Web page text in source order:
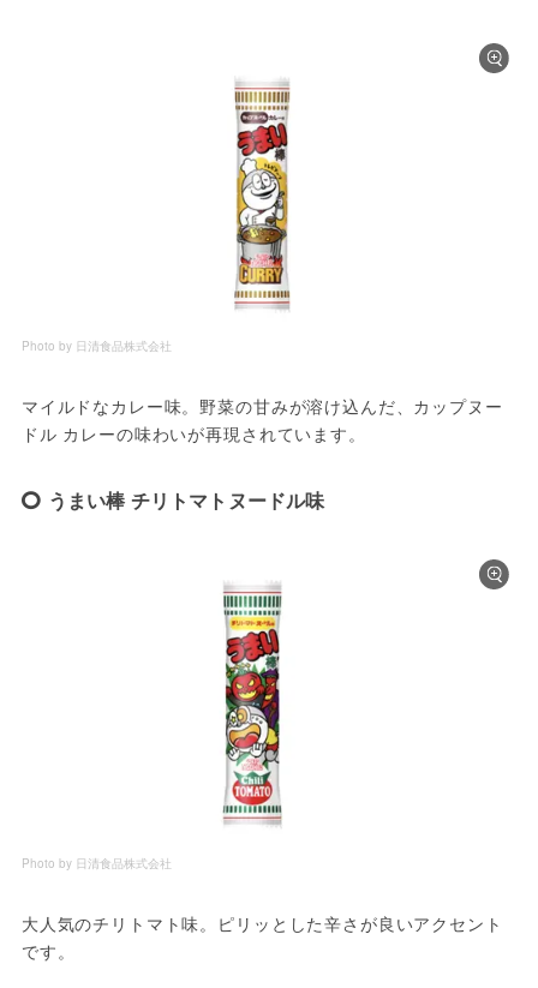
Photo by 日清食品株式会社
マイルドなカレー味。野菜の甘みが溶け込んだ、カップヌー
ドル カレーの味わいが再現されています。
うまい棒 チリトマトヌードル味
Photo by 日清食品株式会社
大人気のチリトマト味。ピリッとした辛さが良いアクセント
です。